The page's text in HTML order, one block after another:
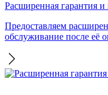
Расширенная гарантия
Предоставляем
обслуживание после её